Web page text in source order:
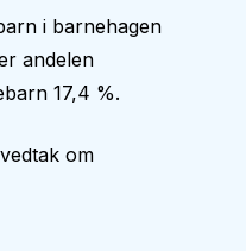
i barnehagen
andelen
17,4 %.
om